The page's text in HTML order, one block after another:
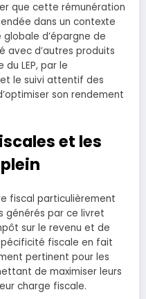
que cette rémunération
dans un contexte
d’épargne de
avec d’autres produits
LEP, par le
le suivi attentif des
son rendement
et les
fiscal particulièrement
générés par ce livret
sur le revenu et de
fiscale en fait
pertinent pour les
de maximiser leurs
charge fiscale.